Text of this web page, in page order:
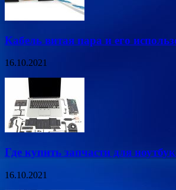
Кабель витая пара и его
16.10.2021
Где купить запчасти для
16.10.2021